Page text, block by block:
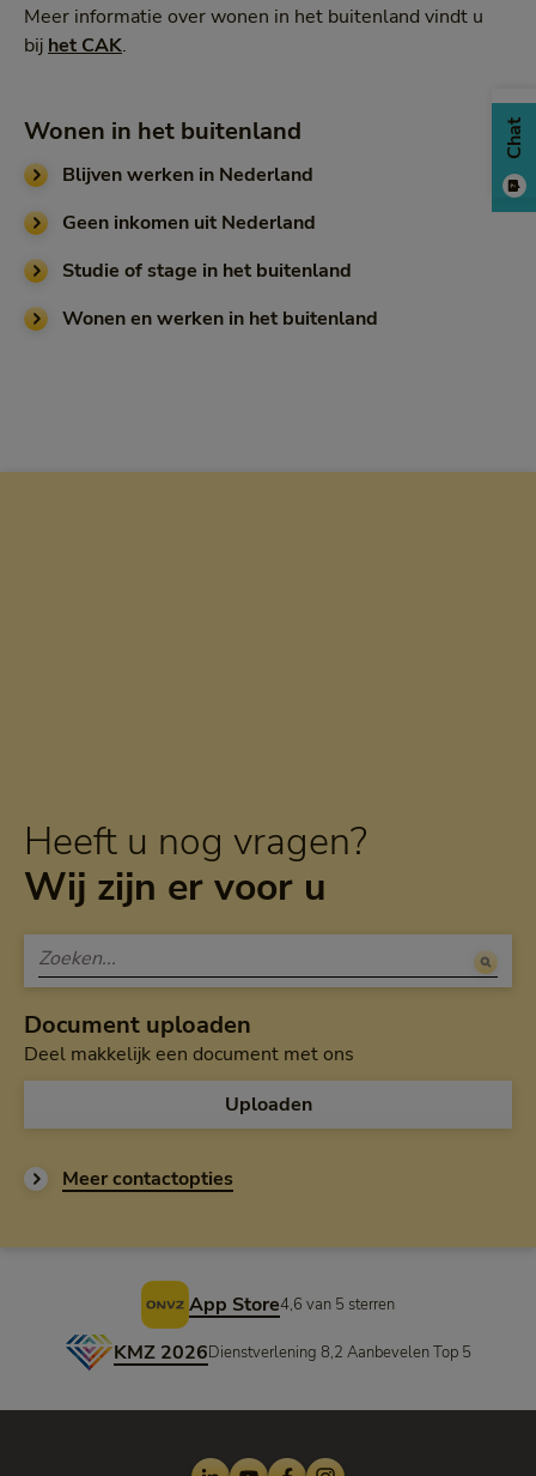
Meer informatie over wonen in het buitenland vindt u
bij het CAK.
Wonen in het buitenland
Blijven werken in Nederland
Geen inkomen uit Nederland
Studie of stage in het buitenland
Wonen en werken in het buitenland
Heeft u nog vragen?
Wij zijn er voor u
Document uploaden
Deel makkelijk een document met ons
Uploaden
Meer contactopties
Chat
App Store4,6 van 5 sterren
KMZ 2026Dienstverlening 8,2 Aanbevelen Top 5